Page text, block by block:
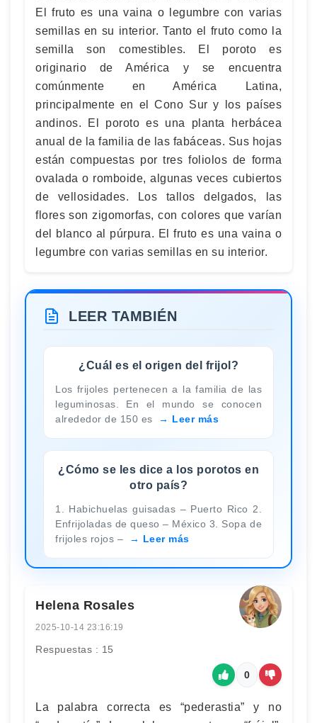
El fruto es una vaina o legumbre con varias
semillas en su interior. Tanto el fruto como la
semilla son comestibles. El poroto es
originario de América y se encuentra
comúnmente en América Latina,
principalmente en el Cono Sur y los países
andinos. El poroto es una planta herbácea
anual de la familia de las fabáceas. Sus hojas
están compuestas por tres foliolos de forma
ovalada o romboide, algunas veces cubiertos
de vellosidades. Los tallos delgados, las
flores son zigomorfas, con colores que varían
del blanco al púrpura. El fruto es una vaina o
legumbre con varias semillas en su interior.
LEER TAMBIÉN
¿Cuál es el origen del frijol?
Los frijoles pertenecen a la familia de las
leguminosas. En el mundo se conocen
alrededor de 150 es
Leer más
¿Cómo se les dice a los porotos en
otro país?
1. Habichuelas guisadas – Puerto Rico 2.
Enfrijoladas de queso – México 3. Sopa de
frijoles rojos –
Leer más
Helena Rosales
2025-10-14 23:16:19
Respuestas : 15
0
La palabra correcta es “pederastia” y no